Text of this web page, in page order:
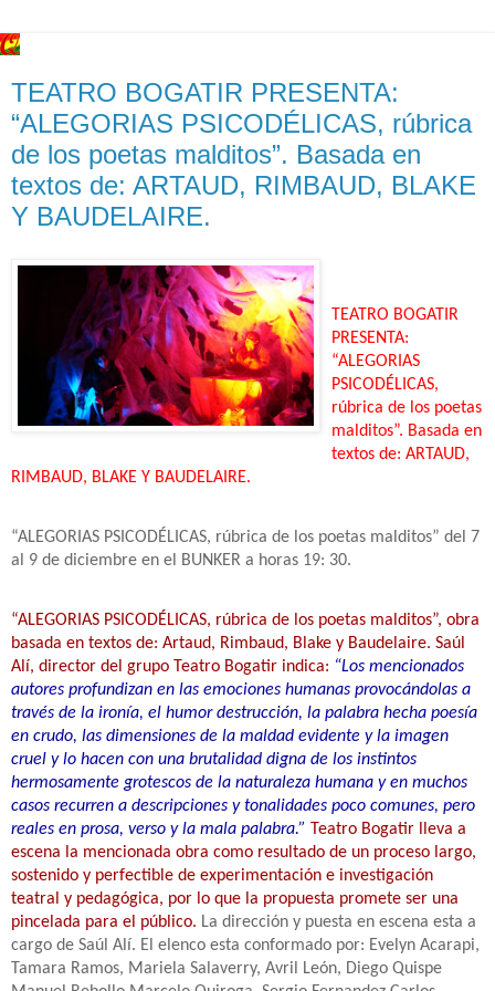
TEATRO BOGATIR PRESENTA:
“ALEGORIAS PSICODÉLICAS, rúbrica
de los poetas malditos”. Basada en
textos de: ARTAUD, RIMBAUD, BLAKE
Y BAUDELAIRE.
TEATRO BOGATIR
PRESENTA:
“ALEGORIAS
PSICODÉLICAS,
rúbrica de los poetas
malditos”. Basada en
textos de: ARTAUD,
RIMBAUD, BLAKE Y BAUDELAIRE.
“ALEGORIAS PSICODÉLICAS, rúbrica de los poetas malditos” del 7
al 9 de diciembre en el BUNKER a horas 19: 30.
“ALEGORIAS PSICODÉLICAS, rúbrica de los poetas malditos”, obra
basada en textos de: Artaud, Rimbaud, Blake y Baudelaire. Saúl
Alí, director del grupo Teatro Bogatir indica: “Los mencionados
autores profundizan en las emociones humanas provocándolas a
través de la ironía, el humor destrucción, la palabra hecha poesía
en crudo, las dimensiones de la maldad evidente y la imagen
cruel y lo hacen con una brutalidad digna de los instintos
hermosamente grotescos de la naturaleza humana y en muchos
casos recurren a descripciones y tonalidades poco comunes, pero
reales en prosa, verso y la mala palabra.” Teatro Bogatir lleva a
escena la mencionada obra como resultado de un proceso largo,
sostenido y perfectible de experimentación e investigación
teatral y pedagógica, por lo que la propuesta promete ser una
pincelada para el público. La dirección y puesta en escena esta a
cargo de Saúl Alí. El elenco esta conformado por: Evelyn Acarapi,
Tamara Ramos, Mariela Salaverry, Avril León, Diego Quispe